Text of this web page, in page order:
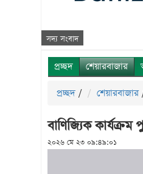
সদ্য সংবাদ
প্রচ্ছদ শেয়ারবাজার
প্রচ্ছদ / শেয়ারবাজার
বাণিজ্যিক
২০২৬ মে ২৩ ০৯:৪৯:০১